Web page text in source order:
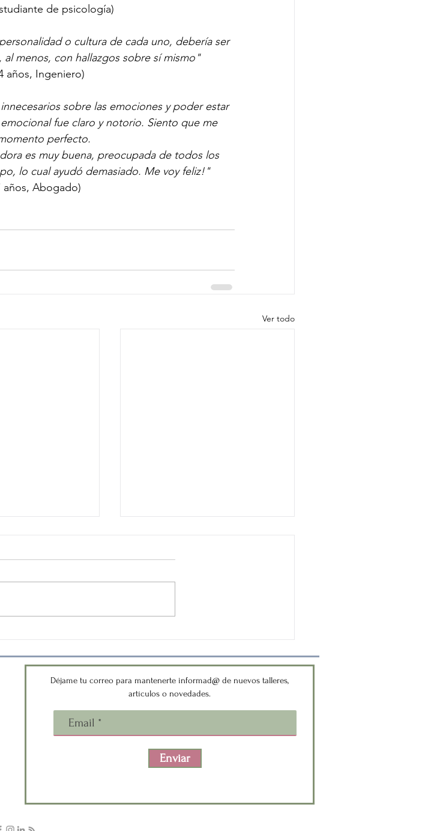
de psicología)
o cultura de cada uno, debería ser
al menos, con hallazgos sobre sí mismo"
años, Ingeniero)
sobre las emociones y poder estar
fue claro y notorio. Siento que me
perfecto.
es muy buena, preocupada de todos los
lo cual ayudó demasiado. Me voy feliz!"
años, Abogado)
Ver todo
Emoting
aplicación clínica.
Antofagasta.
Déjame tu correo para mantenerte informad@ de nuevos talleres,
artículos o novedades.
Enviar